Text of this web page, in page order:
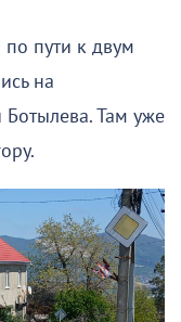
по пути к двум
на
Там уже